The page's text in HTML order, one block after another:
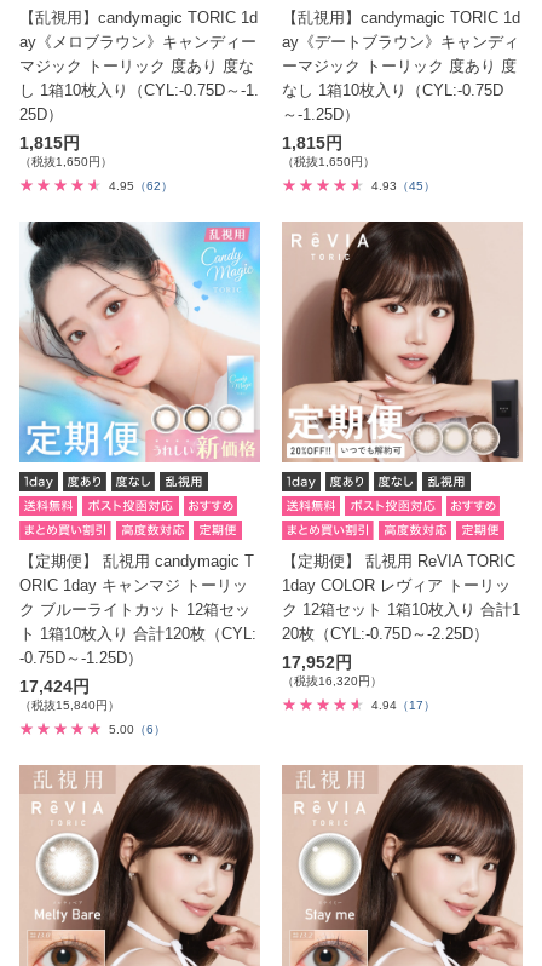
【乱視用】candymagic TORIC 1d
ay《メロブラウン》キャンディー
マジック トーリック 度あり 度な
し 1箱10枚入り（CYL:-0.75D～-1.
25D）
1,815円
（税抜1,650円）
4.95 （62）
【乱視用】candymagic TORIC 1d
ay《デートブラウン》キャンディ
ーマジック トーリック 度あり 度
なし 1箱10枚入り（CYL:-0.75D
～-1.25D）
1,815円
（税抜1,650円）
4.93
（45）
【定期便】 乱視用 candymagic T
ORIC 1day キャンマジ トーリッ
ク ブルーライトカット 12箱セッ
ト 1箱10枚入り 合計120枚（CYL:
-0.75D～-1.25D）
17,424円
（税抜15,840円）
5.00 （6）
【定期便】 乱視用 ReVIA TORIC
1day COLOR レヴィア トーリッ
ク 12箱セット 1箱10枚入り 合計1
20枚（CYL:-0.75D～-2.25D）
17,952円
（税抜16,320円）
4.94 （17）